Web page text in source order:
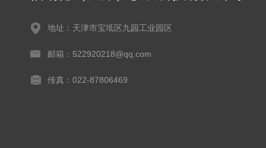
地址：天津市宝坻区九园工业园区
邮箱：522920218@qq.com
传真：022-87806469